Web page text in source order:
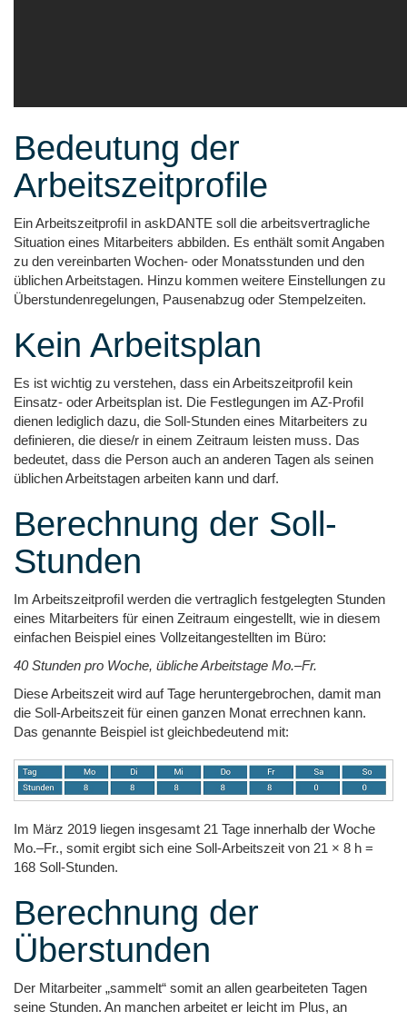
Bedeutung der
Arbeitszeitprofile
Ein Arbeitszeitproﬁl in askDANTE soll die arbeitsvertragliche
Situation eines Mitarbeiters abbilden. Es enthält somit Angaben
zu den vereinbarten Wochen- oder Monatsstunden und den
üblichen Arbeitstagen. Hinzu kommen weitere Einstellungen zu
Überstundenregelungen, Pausenabzug oder Stempelzeiten.
Kein Arbeitsplan
Es ist wichtig zu verstehen, dass ein Arbeitszeitproﬁl kein
Einsatz- oder Arbeitsplan ist. Die Festlegungen im AZ-Proﬁl
dienen lediglich dazu, die Soll-Stunden eines Mitarbeiters zu
definieren, die diese/r in einem Zeitraum leisten muss. Das
bedeutet, dass die Person auch an anderen Tagen als seinen
üblichen Arbeitstagen arbeiten kann und darf.
Berechnung der Soll-
Stunden
Im Arbeitszeitproﬁl werden die vertraglich festgelegten Stunden
eines Mitarbeiters für einen Zeitraum eingestellt, wie in diesem
einfachen Beispiel eines Vollzeitangestellten im Büro:
40 Stunden pro Woche, übliche Arbeitstage Mo.–Fr.
Diese Arbeitszeit wird auf Tage heruntergebrochen, damit man
die Soll-Arbeitszeit für einen ganzen Monat errechnen kann.
Das genannte Beispiel ist gleichbedeutend mit:
Im März 2019 liegen insgesamt 21 Tage innerhalb der Woche
Mo.–Fr., somit ergibt sich eine Soll-Arbeitszeit von 21 × 8 h =
168 Soll-Stunden.
Berechnung der
Überstunden
Der Mitarbeiter „sammelt“ somit an allen gearbeiteten Tagen
seine Stunden. An manchen arbeitet er leicht im Plus, an